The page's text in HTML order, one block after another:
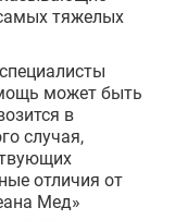
тяжелых
может быть
в
случая,
отличия от
Мед»